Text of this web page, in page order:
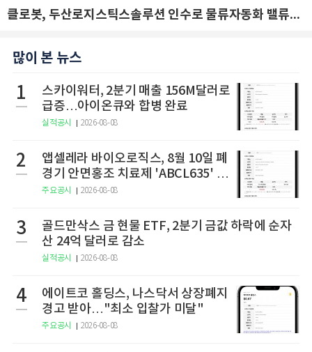
클로봇, 두산로지스틱스솔루션 인수로 물류자동화 밸류체인 확장 추진 - IBK투자증권
많이 본 뉴스
1
스카이워터, 2분기 매출 156M달러로
급증…아이온큐와 합병 완료
실적공시 2026-08-08
2
앱셀레라 바이오로직스, 8월 10일 폐
경기 안면홍조 치료제 'ABCL635' 임
상 2상 결과 발표
주요공시 2026-08-08
3
골드만삭스 금 현물 ETF, 2분기 금값 하락에 순자
산 24억 달러로 감소
실적공시 2026-08-08
4
에이트코 홀딩스, 나스닥서 상장폐지
경고 받아…"최소 입찰가 미달"
주요공시 2026-08-08